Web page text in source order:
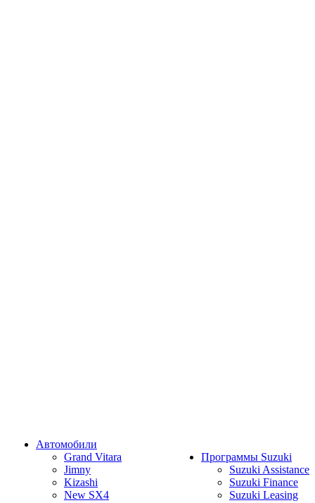
Автомобили
Grand Vitara
Jimny
Kizashi
New SX4
Программы Suzuki
Suzuki Assistance
Suzuki Finance
Suzuki Leasing